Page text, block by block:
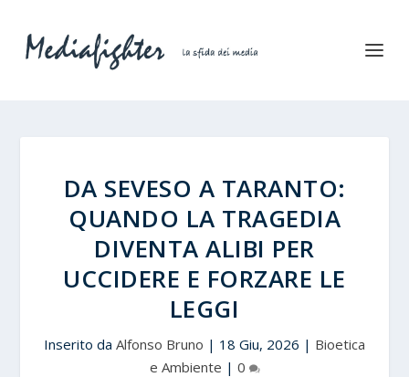
DA SEVESO A TARANTO:
QUANDO LA TRAGEDIA
DIVENTA ALIBI PER
UCCIDERE E FORZARE LE
LEGGI
Inserito da Alfonso Bruno | 18 Giu, 2026 | Bioetica
e Ambiente | 0